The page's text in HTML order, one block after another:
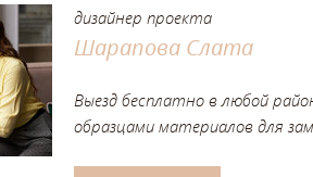
дизайнер проекта
Шарапова Слата
Выезд бесплатно в любой
образцами материалов для